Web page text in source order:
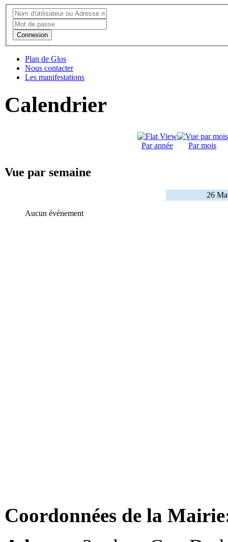
Connexion
Plan de Glos
Nous contacter
Les manifestations
Calendrier
Par année Par mois
Vue par semaine
26
Aucun événement
Coordonnées de la